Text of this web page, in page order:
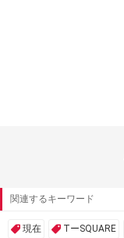
関連するキーワード
現在 TーSQUARE